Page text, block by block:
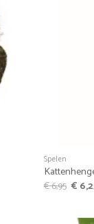
Spelen
€6,95
prijs
€
€